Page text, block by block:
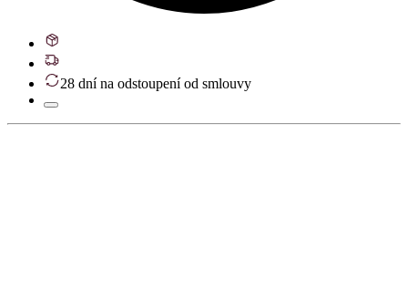
28 dní na odstoupení od smlouvy